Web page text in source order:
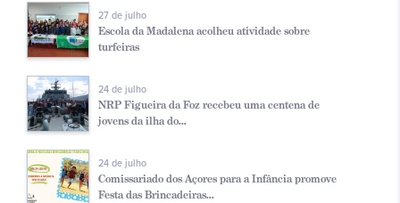
27 de julho
Escola da Madalena acolheu atividade sobre
turfeiras
24 de julho
NRP Figueira da Foz recebeu uma centena de
jovens da ilha do...
24 de julho
Comissariado dos Açores para a Infância promove
Festa das Brincadeiras...